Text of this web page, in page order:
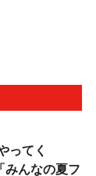
ってく
みんなの夏フ